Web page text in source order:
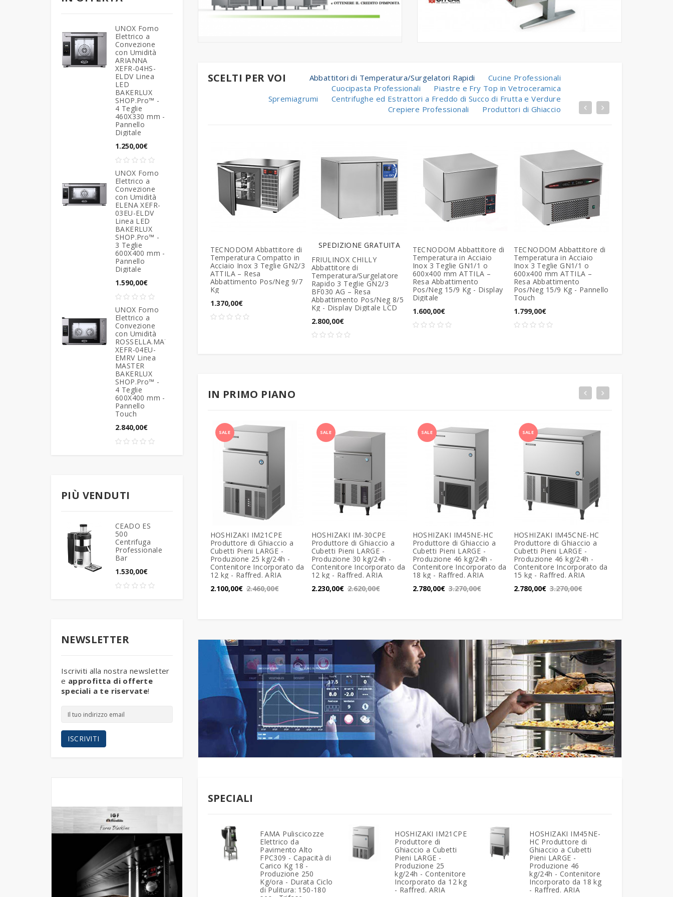
Spremiagrumi
Tritaghiaccio -
Rompighiaccio
ACCESSORI BAR
Espositori Vetrine
Refrigerate
Produttori di Ghiaccio
Tavoli Refrigerati
Montapanna
Pastorizzatori
Vetrine Refrigerate Gelateria
Espositori Refrigerati
Fontane di Cioccolato
Formatrice Croissant -
Tavolo Taglia Sfoglia
Forni Pasticceria
Friggitrici Pasticceria
Impastatrici a Bracci
Mescolatrici Planetarie
Mescolatrici Planetarie -
Accessori
Raffinatrici
Sfogliatrici Pasticceria
Tavoli Refrigerati
Laminatoi
Spezzatrici
Tritacarne Professionale
Vetrine Frollatura Carne -
Dry Aging
LavastoviglieUNOX Forno
Elettrico a
Convezione
con Umidità
ARIANNA
XEFR-04HS-
ELDV Linea
LED
BAKERLUX
SHOP.Pro™ -
4 Teglie
460X330 mm -
Pannello
Digitale
1.250,00€
UNOX Forno
Elettrico a
Convezione
con Umidità
ELENA XEFR-
03EU-ELDV
Linea LED
BAKERLUX
SHOP.Pro™ -
3 Teglie
600X400 mm -
Pannello
Digitale
1.590,00€
UNOX Forno
Elettrico a
Convezione
con Umidità
ROSSELLA.MATIC
XEFR-04EU-
EMRV Linea
MASTER
BAKERLUX
SHOP.Pro™ -
4 Teglie
600X400 mm -
Pannello
Touch
2.840,00€
PIÙ VENDUTI
CEADO ES
500
Centrifuga
Professionale
Bar
1.530,00€
NEWSLETTER
Iscriviti alla nostra newsletter
e approfitta di offerte
speciali a te riservate!
ISCRIVITI
SCELTI PER VOI Abbattitori di Temperatura/Surgelatori Rapidi
Cucine Professionali
Cuocipasta Professionali
Piastre e Fry Top in Vetroceramica
Spremiagrumi
Centrifughe ed Estrattori a Freddo di Succo di Frutta e Verdure
Crepiere Professionali
Produttori di Ghiaccio
TECNODOM Abbattitore di
Temperatura Compatto in
Acciaio Inox 3 Teglie GN2/3
ATTILA – Resa
Abbattimento Pos/Neg 9/7
Kg
1.370,00€
SPEDIZIONE GRATUITA
FRIULINOX CHILLY
Abbattitore di
Temperatura/Surgelatore
Rapido 3 Teglie GN2/3
BF030 AG – Resa
Abbattimento Pos/Neg 8/5
Kg - Display Digitale LCD
2.800,00€
TECNODOM Abbattitore di
Temperatura in Acciaio
Inox 3 Teglie GN1/1 o
600x400 mm ATTILA –
Resa Abbattimento
Pos/Neg 15/9 Kg - Display
Digitale
1.600,00€
TECNODOM Abbattitore di
Temperatura in Acciaio
Inox 3 Teglie GN1/1 o
600x400 mm ATTILA –
Resa Abbattimento
Pos/Neg 15/9 Kg - Pannello
Touch
1.799,00€
IN PRIMO PIANO
SALE
HOSHIZAKI IM21CPE
Produttore di Ghiaccio a
Cubetti Pieni LARGE -
Produzione 25 kg/24h -
Contenitore Incorporato da
12 kg - Raffred. ARIA
2.100,00€ 2.460,00€
SALE
HOSHIZAKI IM-30CPE
Produttore di Ghiaccio a
Cubetti Pieni LARGE -
Produzione 30 kg/24h -
Contenitore Incorporato da
12 kg - Raffred. ARIA
2.230,00€ 2.620,00€
SALE
HOSHIZAKI IM45NE-HC
Produttore di Ghiaccio a
Cubetti Pieni LARGE -
Produzione 46 kg/24h -
Contenitore Incorporato da
18 kg - Raffred. ARIA
2.780,00€ 3.270,00€
SALE
HOSHIZAKI IM45CNE-HC
Produttore di Ghiaccio a
Cubetti Pieni LARGE -
Produzione 46 kg/24h -
Contenitore Incorporato da
15 kg - Raffred. ARIA
2.780,00€ 3.270,00€
SPECIALI
FAMA Puliscicozze
Elettrico da
Pavimento Alto
FPC309 - Capacità di
Carico Kg 18 -
Produzione 250
Kg/ora - Durata Ciclo
di Pulitura: 150-180
HOSHIZAKI IM21CPE
Produttore di
Ghiaccio a Cubetti
Pieni LARGE -
Produzione 25
kg/24h - Contenitore
Incorporato da 12 kg
- Raffred. ARIA
HOSHIZAKI IM45NE-
HC Produttore di
Ghiaccio a Cubetti
Pieni LARGE -
Produzione 46
kg/24h - Contenitore
Incorporato da 18 kg
- Raffred. ARIA